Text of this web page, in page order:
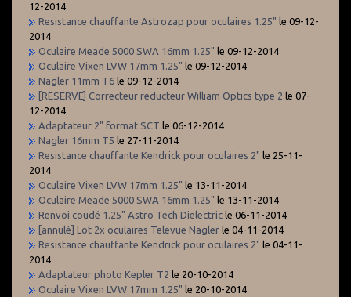
12-2014
Resistance chauffante Astrozap pour oculaires 1.25" le 09-12-
2014
Oculaire Meade 5000 SWA 16mm 1.25" le 09-12-2014
Oculaire Vixen LVW 17mm 1.25" le 09-12-2014
Nagler 11mm T6 le 09-12-2014
[RESERVE] Correcteur reducteur William Optics type 2 le 07-
12-2014
Adaptateur 2" format SCT le 06-12-2014
Nagler 16mm T5 le 27-11-2014
Resistance chauffante Kendrick pour oculaires 2" le 25-11-
2014
Oculaire Vixen LVW 17mm 1.25" le 13-11-2014
Oculaire Meade 5000 SWA 16mm 1.25" le 13-11-2014
Renvoi coudé 1.25" Astro Tech Dielectric le 06-11-2014
[annulé] Lot 2x oculaires Televue Nagler le 04-11-2014
Resistance chauffante Kendrick pour oculaires 2" le 04-11-
2014
Adaptateur photo Kepler T2 le 20-10-2014
Oculaire Vixen LVW 17mm 1.25" le 20-10-2014